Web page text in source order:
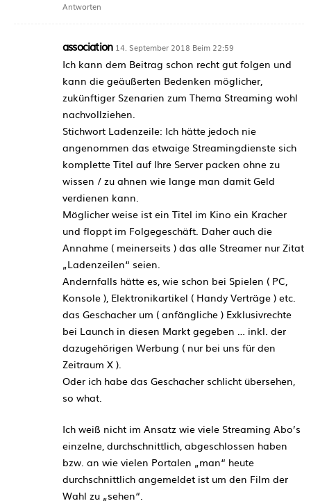
Antworten
association 14. September 2018 Beim 22:59
Ich kann dem Beitrag schon recht gut folgen und
kann die geäußerten Bedenken möglicher,
zukünftiger Szenarien zum Thema Streaming wohl
nachvollziehen.
Stichwort Ladenzeile: Ich hätte jedoch nie
angenommen das etwaige Streamingdienste sich
komplette Titel auf Ihre Server packen ohne zu
wissen / zu ahnen wie lange man damit Geld
verdienen kann.
Möglicher weise ist ein Titel im Kino ein Kracher
und floppt im Folgegeschäft. Daher auch die
Annahme ( meinerseits ) das alle Streamer nur Zitat
„Ladenzeilen“ seien.
Andernfalls hätte es, wie schon bei Spielen ( PC,
Konsole ), Elektronikartikel ( Handy Verträge ) etc.
das Geschacher um ( anfängliche ) Exklusivrechte
bei Launch in diesen Markt gegeben … inkl. der
dazugehörigen Werbung ( nur bei uns für den
Zeitraum X ).
Oder ich habe das Geschacher schlicht übersehen,
so what.
Ich weiß nicht im Ansatz wie viele Streaming Abo’s
einzelne, durchschnittlich, abgeschlossen haben
bzw. an wie vielen Portalen „man“ heute
durchschnittlich angemeldet ist um den Film der
Wahl zu „sehen“.